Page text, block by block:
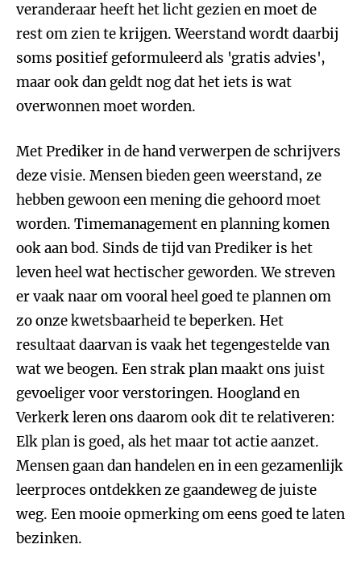
veranderaar heeft het licht gezien en moet de
rest om zien te krijgen. Weerstand wordt daarbij
soms positief geformuleerd als 'gratis advies',
maar ook dan geldt nog dat het iets is wat
overwonnen moet worden.
Met Prediker in de hand verwerpen de schrijvers
deze visie. Mensen bieden geen weerstand, ze
hebben gewoon een mening die gehoord moet
worden. Timemanagement en planning komen
ook aan bod. Sinds de tijd van Prediker is het
leven heel wat hectischer geworden. We streven
er vaak naar om vooral heel goed te plannen om
zo onze kwetsbaarheid te beperken. Het
resultaat daarvan is vaak het tegengestelde van
wat we beogen. Een strak plan maakt ons juist
gevoeliger voor verstoringen. Hoogland en
Verkerk leren ons daarom ook dit te relativeren:
Elk plan is goed, als het maar tot actie aanzet.
Mensen gaan dan handelen en in een gezamenlijk
leerproces ontdekken ze gaandeweg de juiste
weg. Een mooie opmerking om eens goed te laten
bezinken.